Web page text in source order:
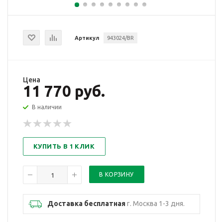
Артикул 943024/BR
Цена
11 770 руб.
В наличии
КУПИТЬ В 1 КЛИК
Доставка бесплатнаяг. Москва 1-3 дня.